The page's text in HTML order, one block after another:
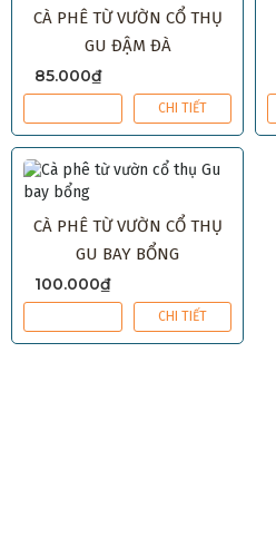
CÀ PHÊ TỪ VƯỜN CỔ THỤ
GU ĐẬM ĐÀ
85.000₫
CHI TIẾT
CÀ PHÊ TỪ VƯỜN CỔ THỤ
GU BAY BỔNG
100.000₫
CHI TIẾT